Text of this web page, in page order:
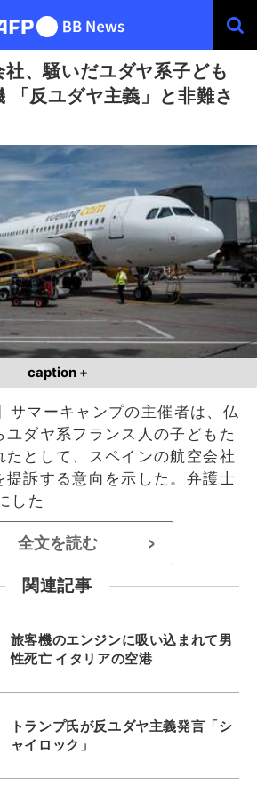
、騒いだユダヤ系子ども
「反ユダヤ主義」と非難さ
caption +
サマーキャンプの主催者は、仏
ユダヤ系フランス人の子どもた
たとして、スペインの航空会社
提訴する意向を示した。弁護士
した
全文を読む >
関連記事
旅客機のエンジンに吸い込まれて男
性死亡 イタリアの空港
トランプ氏が反ユダヤ主義発言「シ
ャイロック」